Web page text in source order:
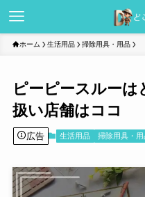
ホーム 生活用品 掃除用具・用品
ピーピースルーは
扱い店舗はココ
広告 生活用品 掃除用具・用